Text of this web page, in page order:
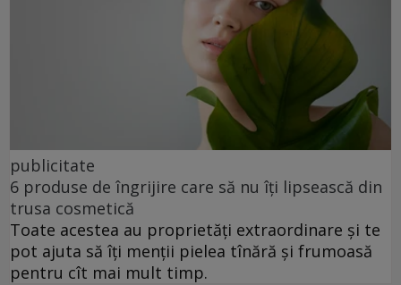
publicitate
6 produse de îngrijire care să nu îți lipsească din
trusa cosmetică
Toate acestea au proprietăți extraordinare și te
pot ajuta să îți menții pielea tînără și frumoasă
pentru cît mai mult timp.